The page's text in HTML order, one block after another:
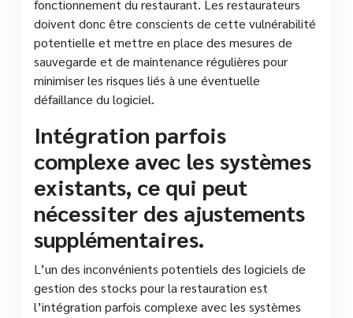
fonctionnement du restaurant. Les restaurateurs
doivent donc être conscients de cette vulnérabilité
potentielle et mettre en place des mesures de
sauvegarde et de maintenance régulières pour
minimiser les risques liés à une éventuelle
défaillance du logiciel.
Intégration parfois
complexe avec les systèmes
existants, ce qui peut
nécessiter des ajustements
supplémentaires.
L’un des inconvénients potentiels des logiciels de
gestion des stocks pour la restauration est
l’intégration parfois complexe avec les systèmes